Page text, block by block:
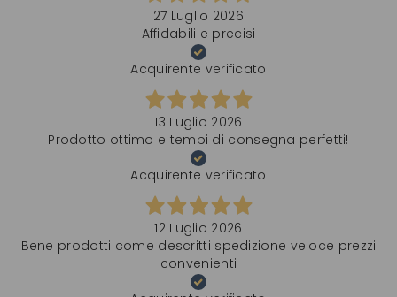
27 Luglio 2026
Affidabili e precisi
Acquirente verificato
13 Luglio 2026
Prodotto ottimo e tempi di consegna perfetti!
Acquirente verificato
12 Luglio 2026
Bene prodotti come descritti spedizione veloce prezzi
convenienti